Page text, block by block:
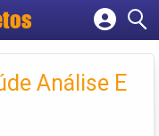
empresa
Análise E